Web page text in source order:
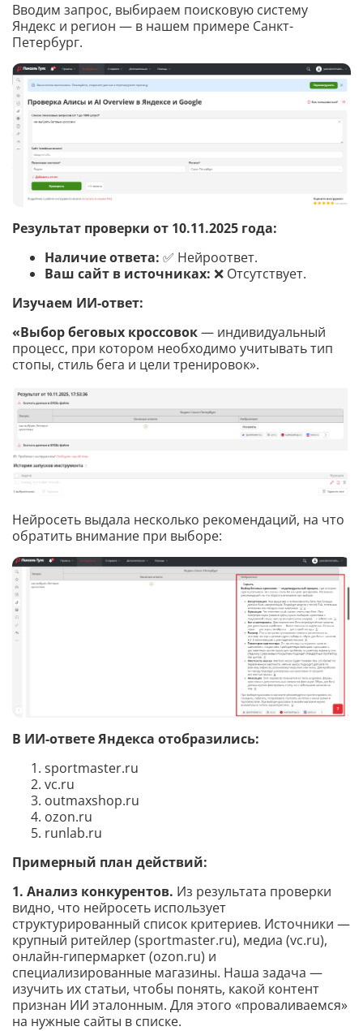
Вводим запрос, выбираем поисковую систему
Яндекс и регион — в нашем примере Санкт-
Петербург.
Результат проверки от 10.11.2025 года:
Наличие ответа: ✅ Нейроответ.
Ваш сайт в источниках: ❌ Отсутствует.
Изучаем ИИ-ответ:
«Выбор беговых кроссовок— индивидуальный
процесс, при котором необходимо учитывать тип
стопы, стиль бега и цели тренировок».
Нейросеть выдала несколько рекомендаций, на что
обратить внимание при выборе:
В ИИ-ответе Яндекса отобразились:
sportmaster.ru
vc.ru
outmaxshop.ru
ozon.ru
runlab.ru
Примерный план действий:
1. Анализ конкурентов. Из результата проверки
видно, что нейросеть использует
структурированный список критериев. Источники —
крупный ритейлер (sportmaster.ru), медиа (vc.ru),
онлайн-гипермаркет (ozon.ru) и
специализированные магазины. Наша задача —
изучить их статьи, чтобы понять, какой контент
признан ИИ эталонным. Для этого «проваливаемся»
на нужные сайты в списке.